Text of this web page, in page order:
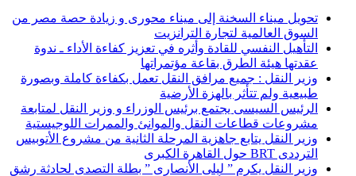
تحويل ميناء السخنة إلى ميناء محورى و زيادة حصة مصر من
السوق العالمية لتجارة الترانزيت
التأهيل النفسي للقادة وأثره في تعزيز كفاءة الأداء ـ ندوة
عقدتها هيئة الطرق بقاعة مؤتمراتها
وزير النقل : جميع مرافق النقل تعمل بكفاءة كاملة وبصورة
طبيعية ولم تتأثر بالهزة الأرضية
الرئيس السيسى يجتمع برئيس الوزراء و وزير النقل لمتابعة
مشروعات قطاعات النقل والموانئ والممرات اللوجيستية
وزير النقل يتابع جاهزية المرحلة الثانية من مشروع الأتوبيس
الترددى BRT حول القاهرة الكبرى
وزير النقل يكرم ” ليلى الأنصارى ” بطلة التصدى لحادثة رشق